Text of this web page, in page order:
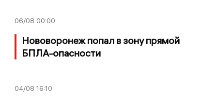
06/08 00:00
Нововоронеж попал в зону прямой
БПЛА-опасности
04/08 16:10